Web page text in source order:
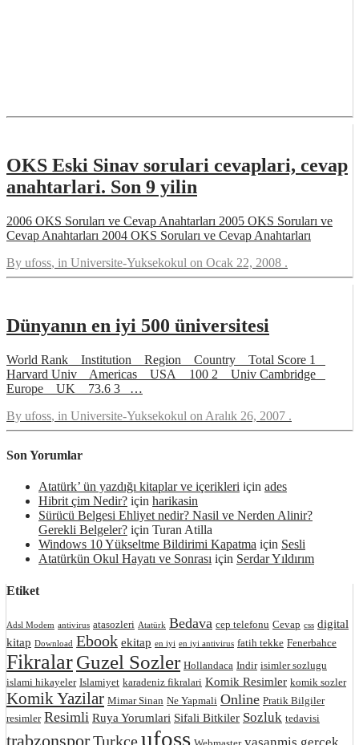
OKS Eski Sinav sorulari cevaplari, cevap
anahtarlari. Son 9 yilin
2006 OKS Soruları ve Cevap Anahtarları 2005 OKS Soruları ve
Cevap Anahtarları 2004 OKS Soruları ve Cevap Anahtarları
By ufoss, in Universite-Yuksekokul on Ocak 22, 2008 .
Dünyanın en iyi 500 üniversitesi
World Rank Institution Region Country Total Score 1
Harvard Univ Americas USA 100 2 Univ Cambridge
Europe UK 73.6 3 …
By ufoss, in Universite-Yuksekokul on Aralık 26, 2007 .
Son Yorumlar
Atatürk’ ün yazdığı kitaplar ve içerikleri için ades
Hibrit çim Nedir? için harikasin
Sürücü Belgesi Ehliyet nedir? Nasil ve Nerden Alinir?
Gerekli Belgeler? için Turan Atilla
Windows 10 Yükseltme Bildirimi Kapatma için Sesli
Atatürkün Okul Hayatı ve Sonrası için Serdar Yıldırım
Etiket
Adsl Modem antivirus atasozleri Atatürk Bedava cep telefonu Cevap css digital
kitap Download Ebook ekitap en iyi en iyi antivirus fatih tekke Fenerbahce
FikralarGuzel Sozler Hollandaca Indir isimler sozlugu
islami hikayeler Islamiyet karadeniz fikralari Komik Resimler komik sozler
Komik Yazilar Mimar Sinan Ne Yapmali Online Pratik Bilgiler
resimler Resimli Ruya Yorumlari Sifali Bitkiler Sozluk tedavisi
trabzonsporTurkceufoss